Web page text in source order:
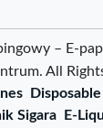
– E-
All
Sigara
E-